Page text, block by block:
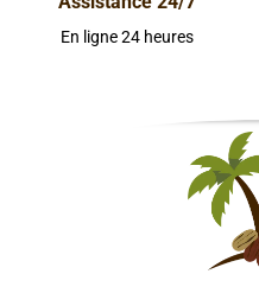
En ligne 24 heures